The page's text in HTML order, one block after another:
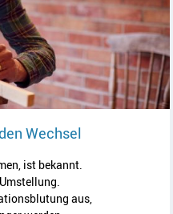
Wechsel
ist bekannt.
aus,